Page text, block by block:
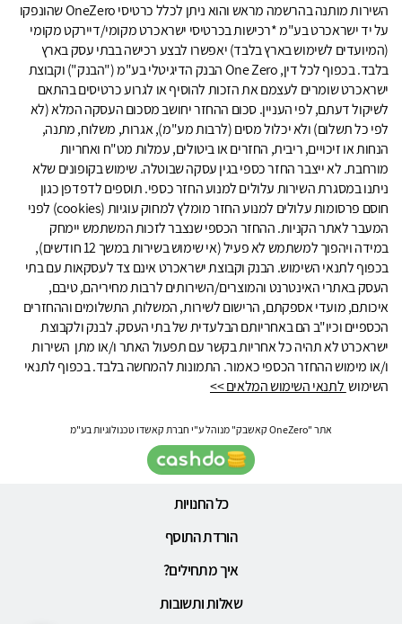
השירות מותנה בהרשמה מראש והוא ניתן לכלל כרטיסי OneZero שהונפקו
על יד ישראכרט בע"מ *רכישות בכרטיסי ישראכרט מקומי/דיירקט מקומי
(המיועדים לשימוש בארץ בלבד) יאפשרו לבצע רכישה בבתי עסק בארץ
בלבד. בכפוף לכל דין, One Zero הבנק הדיגיטלי בע"מ ("הבנק") וקבוצת
ישראכרט שומרים לעצמם את הזכות להוסיף או לגרוע כרטיסים בהתאם
לשיקול דעתם, לפי העניין. סכום ההחזר יחושב מסכום העסקה המלא (לא
לפי כל תשלום) ולא יכלול מסים (לרבות מע"מ), אגרות, משלוח, מתנה,
הנחות או זיכויים, ריבית, החזרים או ביטולים, עמלות מט"ח ואחריות
מורחבת. לא ייצבר החזר כספי בגין עסקה שבוטלה. שימוש בקופונים שלא
ניתנו במסגרת השירות עלולים למנוע החזר כספי. תוספים לדפדפן כגון
חוסם פרסומות עלולים למנוע החזר מומלץ למחוק עוגיות (cookies) לפני
המעבר לאתר הקניות. ההחזר הכספי שנצבר לזכות המשתמש יימחק
במידה ויהפוך למשתמש לא פעיל (אי שימוש בשירות במשך 12 חודשים),
בכפוף לתנאי השימוש. הבנק וקבוצת ישראכרט אינם צד לעסקאות עם בתי
העסק באתרי האינטרנט והמוצרים/השירותים לרבות מחיריהם, טיבם,
איכותם, מועדי אספקתם, הרישום לשירות, המשלוח, התשלומים וההחזרים
הכספיים וכיו"ב הם באחריותם הבלעדית של בתי העסק. לבנק ולקבוצת
ישראכרט לא תהיה כל אחריות בקשר עם תפעול האתר ו/או מתן השירות
ו/או מימוש ההחזר הכספי כאמור. התמונות להמחשה בלבד. בכפוף לתנאי
השימוש לתנאי השימוש המלאים >>
אתר "OneZero קאשבק" מנוהל ע"י חברת קאשדו טכנולוגיות בע"מ
כל החנויות
הורדת התוסף
איך מתחילים?
שאלות ותשובות